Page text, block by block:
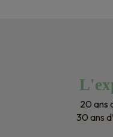
20 ans
30 ans